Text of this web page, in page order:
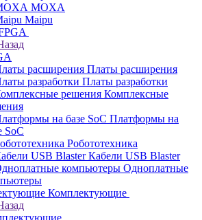
MOXA
Maipu
Платы расширения
Платы разработки
Комплексные
Платформы на
SoC
Робототехника
Кабели USB Blaster
Одноплатные
Комплектующие